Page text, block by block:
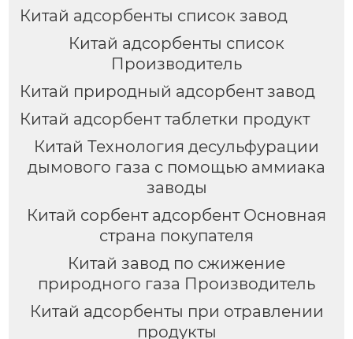
Китай адсорбенты список завод
Китай адсорбенты список
Производитель
Китай природный адсорбент завод
Китай адсорбент таблетки продукт
Китай Технология десульфурации
дымового газа с помощью аммиака
заводы
Китай сорбент адсорбент Основная
страна покупателя
Китай завод по сжижение
природного газа Производитель
Китай адсорбенты при отравлении
продукты